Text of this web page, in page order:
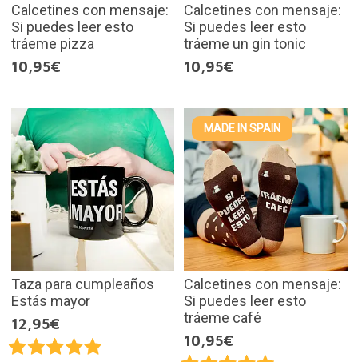
Calcetines con mensaje:
Si puedes leer esto
tráeme pizza
10,95€
Calcetines con mensaje:
Si puedes leer esto
tráeme un gin tonic
10,95€
Taza para cumpleaños
Estás mayor
12,95€
MADE IN SPAIN
Calcetines con mensaje:
Si puedes leer esto
tráeme café
10,95€